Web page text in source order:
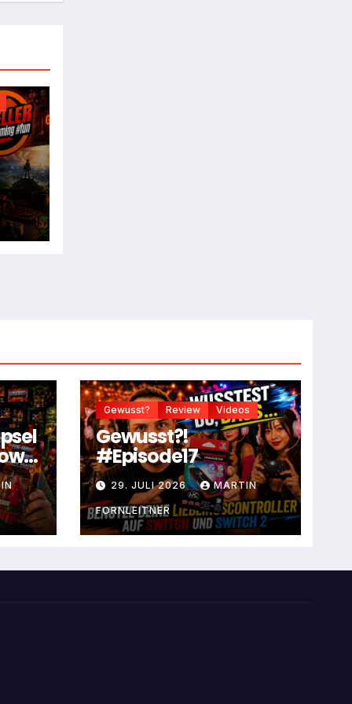
Gewusst? Review Videos
Gewusst?!
#Episode17
29. JULI 2026 MARTIN
FORNLEITNER